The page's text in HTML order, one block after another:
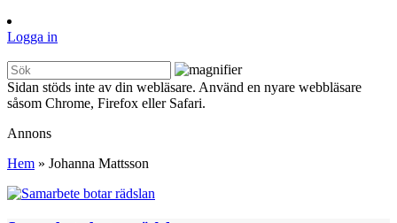
Logga in
Sidan stöds inte av din webläsare. Använd en nyare webbläsare
såsom Chrome, Firefox eller Safari.
Annons
Hem » Johanna Mattsson